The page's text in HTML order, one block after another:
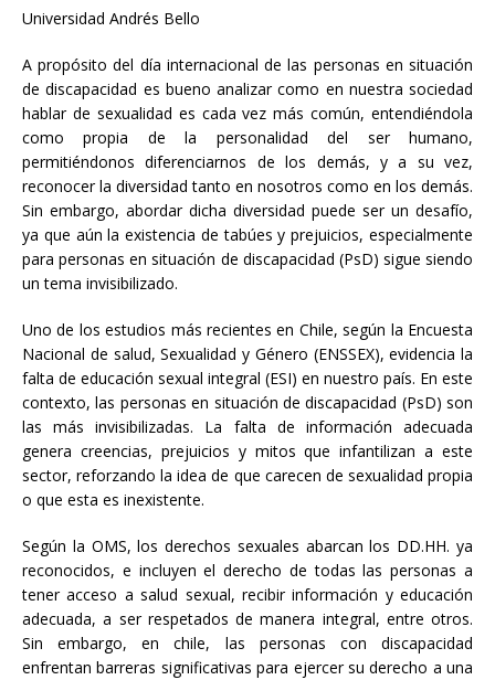
Universidad Andrés Bello
A propósito del día internacional de las personas en situación
de discapacidad es bueno analizar como en nuestra sociedad
hablar de sexualidad es cada vez más común, entendiéndola
como propia de la personalidad del ser humano,
permitiéndonos diferenciarnos de los demás, y a su vez,
reconocer la diversidad tanto en nosotros como en los demás.
Sin embargo, abordar dicha diversidad puede ser un desafío,
ya que aún la existencia de tabúes y prejuicios, especialmente
para personas en situación de discapacidad (PsD) sigue siendo
un tema invisibilizado.
Uno de los estudios más recientes en Chile, según la Encuesta
Nacional de salud, Sexualidad y Género (ENSSEX), evidencia la
falta de educación sexual integral (ESI) en nuestro país. En este
contexto, las personas en situación de discapacidad (PsD) son
las más invisibilizadas. La falta de información adecuada
genera creencias, prejuicios y mitos que infantilizan a este
sector, reforzando la idea de que carecen de sexualidad propia
o que esta es inexistente.
Según la OMS, los derechos sexuales abarcan los DD.HH. ya
reconocidos, e incluyen el derecho de todas las personas a
tener acceso a salud sexual, recibir información y educación
adecuada, a ser respetados de manera integral, entre otros.
Sin embargo, en chile, las personas con discapacidad
enfrentan barreras significativas para ejercer su derecho a una